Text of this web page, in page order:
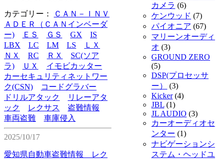
カテゴリー：
ＣＡＮ－ＩＮＶ
ＡＤＥＲ（ＣＡＮインベーダ
ー)
ＥＳ ＧＳ GX
IS
LBX
LC LM LS
ＬＸ
ＮＸ
RC ＲＸ
SC(ソア
ラ)
ＵＸ
イモビカッター
カーセキュリティネットワー
ク(CSN)
コードグラバー
ドリルアタック
リレーアタ
ック
レクサス
盗難情報
車両盗難
車庫侵入
2025/10/17
愛知県自動車盗難情報 レク
カメラ (6)
ケンウッド (7)
パイオニア (67)
マリーンオーディ
オ (3)
GROUND ZERO
(5)
DSP(プロセッサ
ー）
(3)
Kicker(4)
JBL (1)
JL AUDIO (3)
カーオーディオセ
ンター (1)
ナビゲーションシ
ステム・ヘッドユ